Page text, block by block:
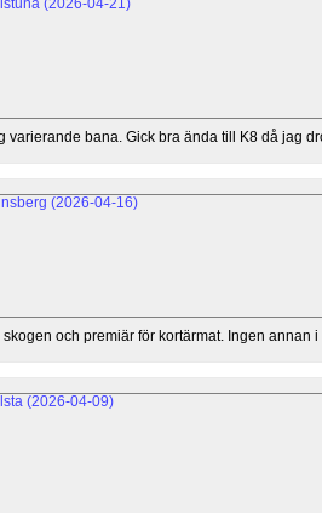
varierande bana. Gick bra ända till K8 då jag
skogen och premiär för kortärmat. Ingen